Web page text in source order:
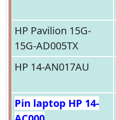
HP Pavilion 15G-
15G-AD005TX
HP 14-AN017AU
Pin laptop HP 14-